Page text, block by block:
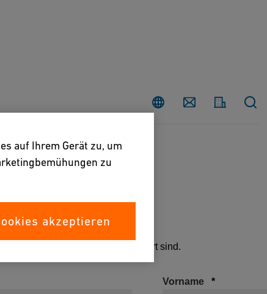
Land Contact
aus, die mit einem Stern markiert sind.
Vorname
auf Ihrem Gerät zu, um
zu
akzeptieren